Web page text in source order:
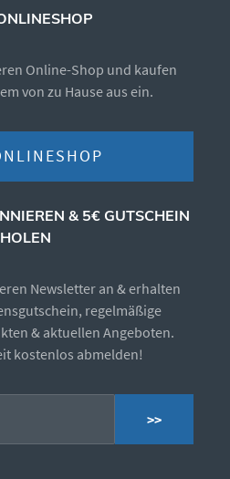
Online-Shop und kaufen
von zu Hause aus ein.
& 5€ GUTSCHEIN
HOLEN
Newsletter an & erhalten
regelmäßige
& aktuellen Angeboten.
kostenlos abmelden!
>>